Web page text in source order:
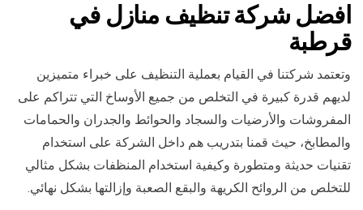
افضل شركة تنظيف منازل في
قرطبة
وتعتمد شركتنا في القيام بعملية التنظيف على خبراء متميزين
لديهم قدرة كبيرة في التخلص من جميع الأوساخ التي تتراكم على
المفروشات والأرضيات والسجاد والحوائط والجدران والحمامات
والمطابخ، حيث قمنا بتدريب هم داخل الشركة على استخدام
تقنيات حديثة ومتطورة وكيفية استخدام المنظفات بشكل مثالي
للتخلص من الروائح الكريهة والبقع الصعبة وإزالتها بشكل نهائي.